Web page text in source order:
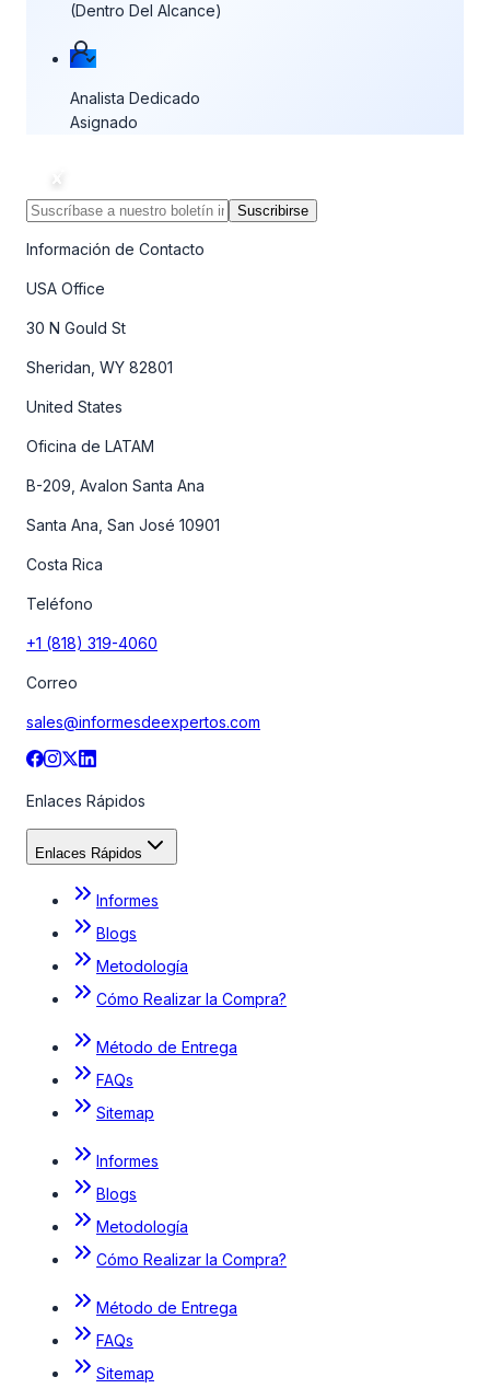
(Dentro Del Alcance)
Analista Dedicado
Asignado
Suscribirse
Información de Contacto
USA Office
30 N Gould St
Sheridan, WY 82801
United States
Oficina de LATAM
B-209, Avalon Santa Ana
Santa Ana, San José 10901
Costa Rica
Teléfono
+1 (818) 319-4060
Correo
sales@informesdeexpertos.com
Enlaces Rápidos
Enlaces Rápidos
Informes
Blogs
Metodología
Cómo Realizar la Compra?
Método de Entrega
FAQs
Sitemap
Informes
Blogs
Metodología
Cómo Realizar la Compra?
Método de Entrega
FAQs
Sitemap